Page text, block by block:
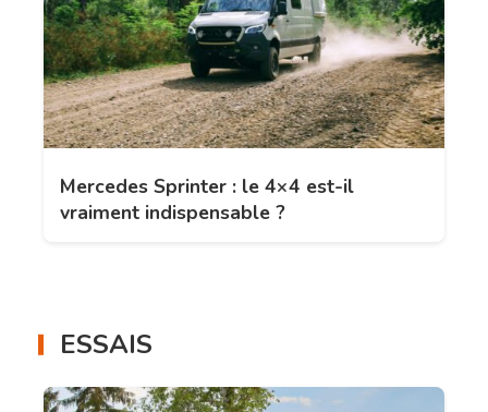
Mercedes Sprinter : le 4×4 est-il
vraiment indispensable ?
ESSAIS